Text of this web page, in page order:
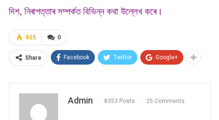
দিশ, নিৰাপত্তাৰ সম্পৰ্কত বিভিন্ন কথা উল্লেখ কৰে।
0
615
Share Facebook Twitter Google+
Admin 8353 Posts 25 Comments